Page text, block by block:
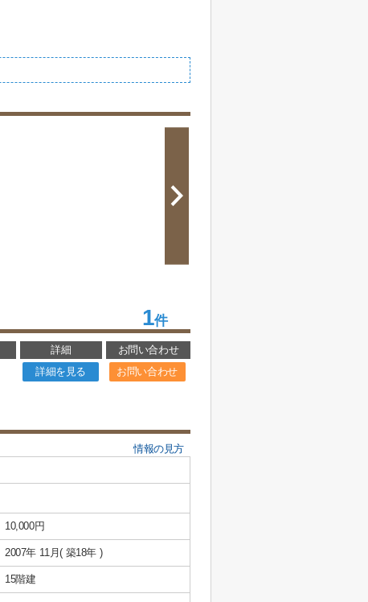
1件
詳細
お問い合わせ
詳細を見る お問い合わせ
情報の見方
10,000円
2007年 11月( 築18年 )
15階建